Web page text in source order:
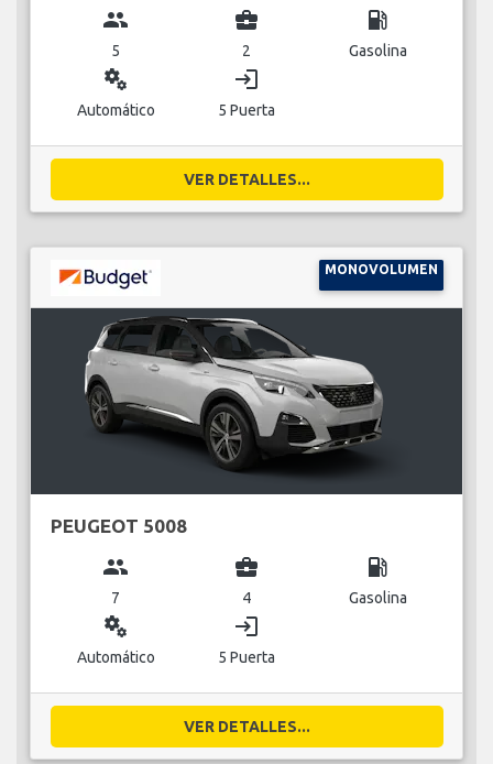
group
5
business_center
2
local_gas_station
Gasolina
miscellaneous_services
Automático
login
5 Puerta
VER DETALLES...
MONOVOLUMEN
PEUGEOT 5008
group
7
business_center
4
local_gas_station
Gasolina
miscellaneous_services
Automático
login
5 Puerta
VER DETALLES...